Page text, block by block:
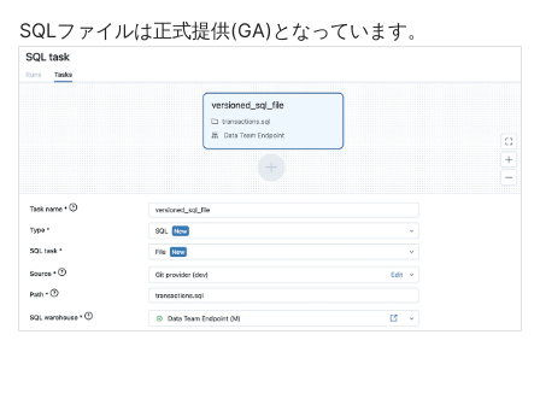
SQLファイルは正式提供(GA)となっています。